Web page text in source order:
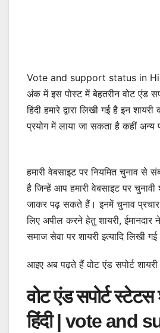
Vote and support status in
अंक में इस पोस्ट में बेहतरीन वोट एंड
हिंदी हमारे द्वारा लिखी गई है इन
प्रयोग में लाया जा सकता है कहीं अन्य
हमारी वेबसाइट पर नियमित चुनाव से
है जिन्हें आप हमारी वेबसाइट पर चुनावी
जाकर पढ़ सकते हैं। इनमें चुनाव प्रचार
लिए अपील करने हेतु शायरी, ईमानदार
समाज सेवा पर शायरी इत्यादि लिखी
आइए अब पढ़ते हैं वोट एंड सपोर्ट
वोट एंड सपोर्ट स्टेटस
हिंदी | vote and